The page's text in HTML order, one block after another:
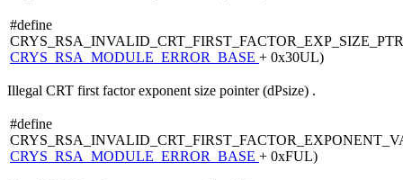
#define
CRYS_RSA_MODULE_ERROR_BASE + 0x30UL)
Illegal CRT first factor exponent size pointer (dPsize) .
#define
CRYS_RSA_MODULE_ERROR_BASE + 0xFUL)